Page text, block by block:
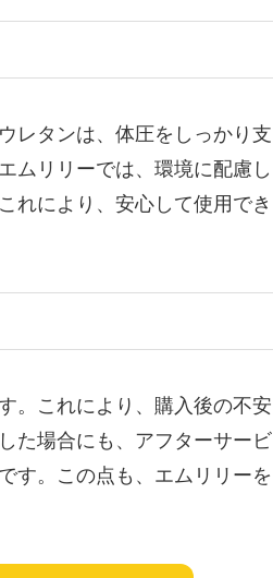
レタンは、体圧をしっかり支
ムリリーでは、環境に配慮し
れにより、安心して使用でき
。これにより、購入後の不安
た場合にも、アフターサービ
す。この点も、エムリリーを